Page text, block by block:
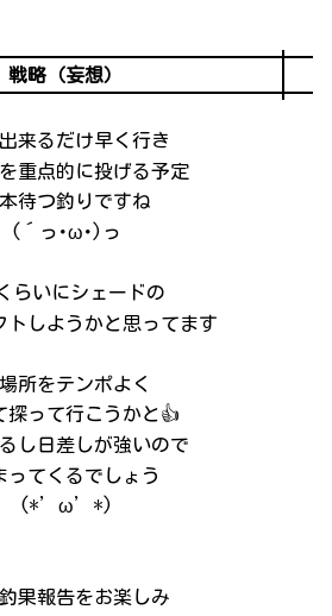
戦略（妄想）
来るだけ早く行き
重点的に投げる予定
待つ釣りですね
(´っ･ω･)っ
らいにシェードの
トしようかと思ってます
所をテンポよく
探って行こうかと👍
し日差しが強いので
ってくるでしょう
(*’ω’*)
果報告をお楽しみ